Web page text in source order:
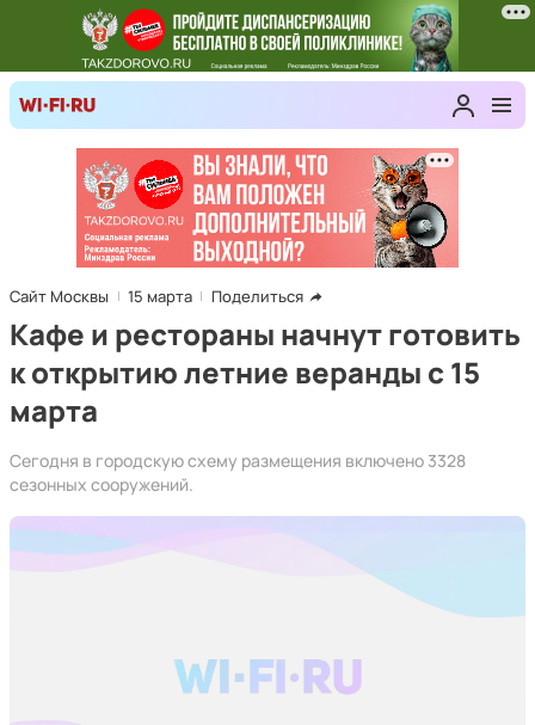
Сайт Москвы 15 марта Поделиться
Кафе и рестораны начнут готовить
к открытию летние веранды с 15
марта
Сегодня в городскую схему размещения включено 3328
сезонных сооружений.